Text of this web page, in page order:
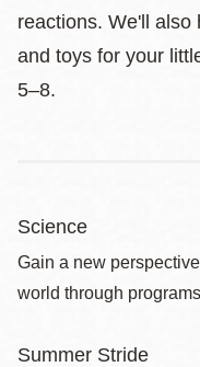
reactions. We'll also
and toys for your
5–8.
Science
Gain a new
world through
Summer Stride